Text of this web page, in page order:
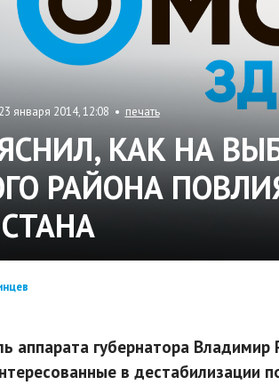
января 2014, 12:08 • печать
КАК НА
РАЙОНА
аппарата губернатора Владимир
в дестабилизации